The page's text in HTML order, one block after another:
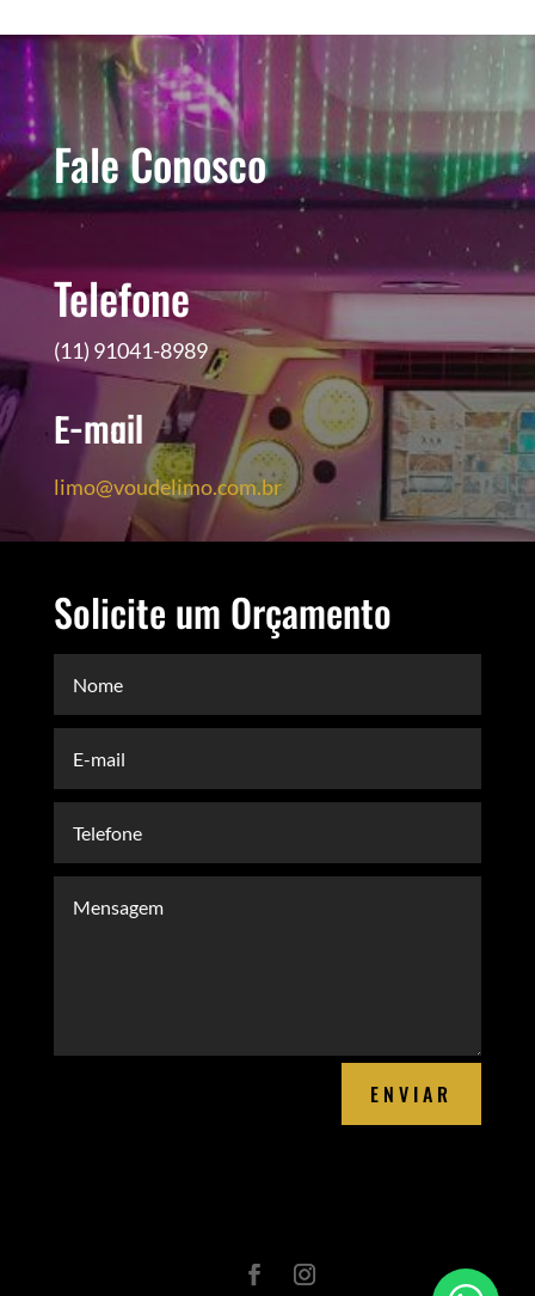
Fale Conosco
Telefone
(11) 91041-8989
E-mail
limo@voudelimo.com.br
Solicite um Orçamento
ENVIAR